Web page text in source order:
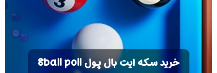
خرید سکه ایت بال پول 8ball poll